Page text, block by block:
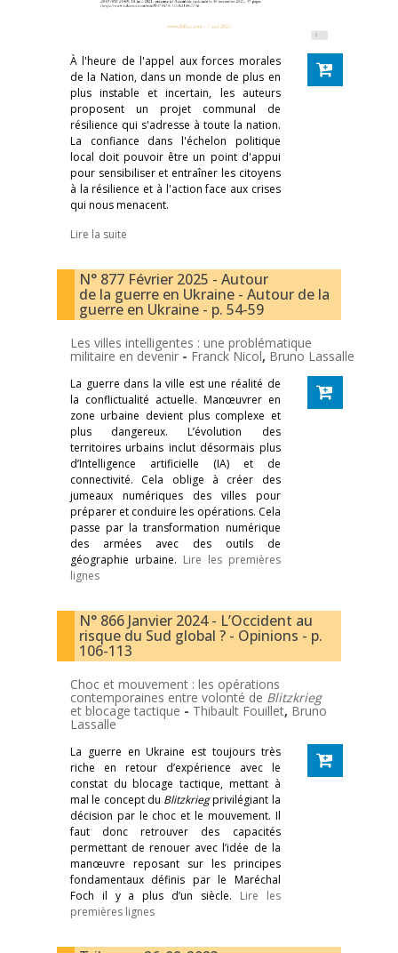
À l'heure de l'appel aux forces morales
de la Nation, dans un monde de plus en
plus instable et incertain, les auteurs
proposent un projet communal de
résilience qui s'adresse à toute la nation.
La confiance dans l'échelon politique
local doit pouvoir être un point d'appui
pour sensibiliser et entraîner les citoyens
à la résilience et à l'action face aux crises
qui nous menacent.
Lire la suite
N° 877 Février 2025 - Autour
de la guerre en Ukraine - Autour de la
guerre en Ukraine - p. 54-59
Les villes intelligentes : une problématique
militaire en devenir - Franck Nicol, Bruno Lassalle
La guerre dans la ville est une réalité de
la conflictualité actuelle. Manœuvrer en
zone urbaine devient plus complexe et
plus dangereux. L’évolution des
territoires urbains inclut désormais plus
d’Intelligence artificielle (IA) et de
connectivité. Cela oblige à créer des
jumeaux numériques des villes pour
préparer et conduire les opérations. Cela
passe par la transformation numérique
des armées avec des outils de
géographie urbaine. Lire les premières
lignes
N° 866 Janvier 2024 - L’Occident au
risque du Sud global ? - Opinions - p.
106-113
Choc et mouvement : les opérations
contemporaines entre volonté de Blitzkrieg
et blocage tactique - Thibault Fouillet, Bruno
Lassalle
La guerre en Ukraine est toujours très
riche en retour d’expérience avec le
constat du blocage tactique, mettant à
mal le concept du Blitzkriegprivilégiant la
décision par le choc et le mouvement. Il
faut donc retrouver des capacités
permettant de renouer avec l’idée de la
manœuvre reposant sur les principes
fondamentaux définis par le Maréchal
Foch il y a plus d’un siècle. Lire les
premières lignes